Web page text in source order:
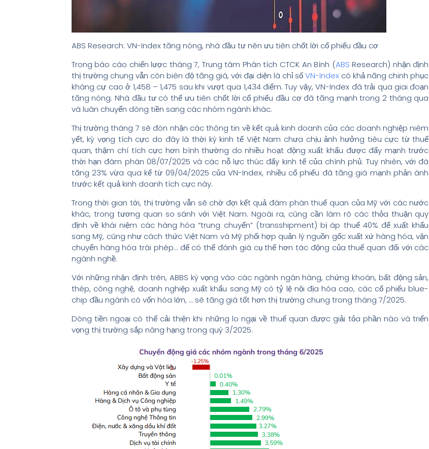
ABS Research: VN-Index tăng nóng, nhà đầu tư nên ưu tiên chốt lời cổ phiếu đầu cơ
Trong báo cáo chiến lược tháng 7, Trung tâm Phân tích CTCK An Bình (ABS Research) nhận định
thị trường chung vẫn còn biên độ tăng giá, với đại diện là chỉ sốVN-Index có khả năng chinh phục
kháng cự cao ở 1,458 – 1,475 sau khi vượt qua 1,434 điểm. Tuy vậy, VN-Index đã trải qua giai đoạn
tăng nóng. Nhà đầu tư có thể ưu tiên chốt lời cổ phiếu đầu cơ đã tăng mạnh trong 2 tháng qua
và luân chuyển dòng tiền sang các nhóm ngành khác.
Thị trường tháng 7 sẽ đón nhận các thông tin về kết quả kinh doanh của các doanh nghiệp niêm
yết, kỳ vọng tích cực do đây là thời kỳ kinh tế Việt Nam chưa chịu ảnh hưởng tiêu cực từ thuế
quan, thậm chí tích cực hơn bình thường do nhiều hoạt động xuất khẩu được đẩy mạnh trước
thời hạn đàm phán 08/07/2025 và các nỗ lực thúc đẩy kinh tế của chính phủ. Tuy nhiên, với đà
tăng 23% vừa qua kể từ 09/04/2025 của VN-Index, nhiều cổ phiếu đã tăng giá mạnh phản ánh
trước kết quả kinh doanh tích cực này.
Trong thời gian tới, thị trường vẫn sẽ chờ đợi kết quả đàm phán thuế quan của Mỹ với các nước
khác, trong tương quan so sánh với Việt Nam. Ngoài ra, cũng cần làm rõ các thỏa thuận quy
định về khái niệm các hàng hóa “trung chuyển” (transshipment) bị áp thuế 40% để xuất khẩu
sang Mỹ, cũng như cách thức Việt Nam và Mỹ phối hợp quản lý nguồn gốc xuất xứ hàng hóa, vận
chuyển hàng hóa trái phép… để có thể đánh giá cụ thể hơn tác động của thuế quan đối với các
ngành nghề.
Với những nhận định trên, ABBS kỳ vọng vào các ngành ngân hàng, chứng khoán, bất động sản,
thép, công nghệ, doanh nghiệp xuất khẩu sang Mỹ có tỷ lệ nội địa hóa cao, các cổ phiếu blue-
chip đầu ngành có vốn hóa lớn, … sẽ tăng giá tốt hơn thị trường chung trong tháng 7/2025.
Dòng tiền ngoại có thể cải thiện khi những lo ngại về thuế quan được giải tỏa phần nào và triển
vọng thị trường sắp nâng hạng trong quý 3/2025.